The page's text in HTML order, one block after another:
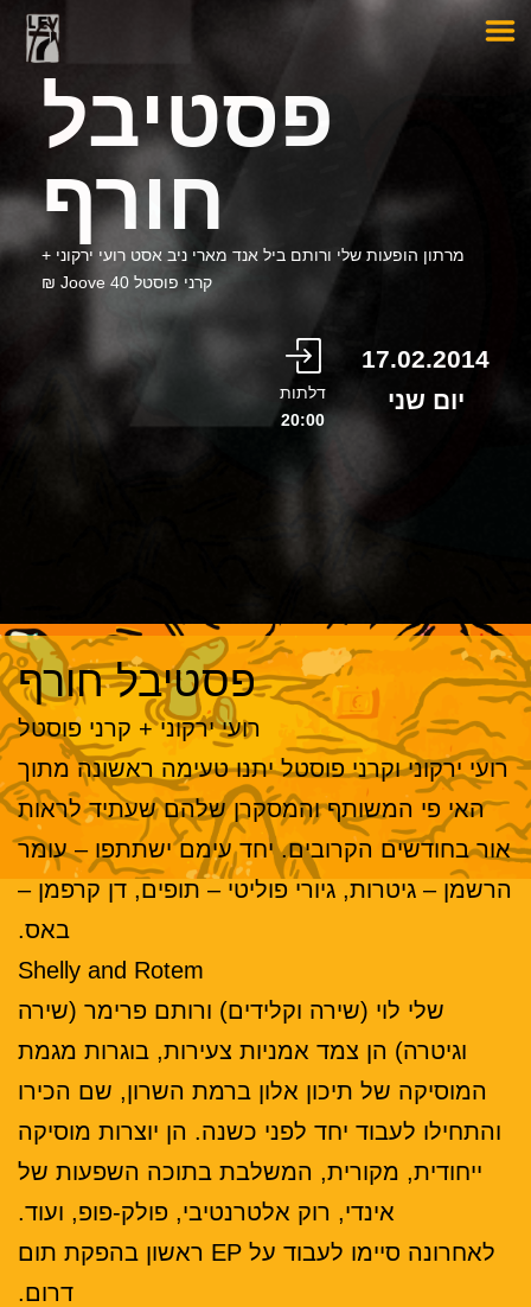
פסטיבל
חורף
מרתון הופעות שלי ורותם ביל אנד מארי ניב אסט רועי ירקוני +
קרני פוסטל Joove 40 ₪
17.02.2014
יום שני
דלתות
20:00
פסטיבל חורף
רועי ירקוני + קרני פוסטל
רועי ירקוני וקרני פוסטל יתנו טעימה ראשונה מתוך
האי פי המשותף והמסקרן שלהם שעתיד לראות
אור בחודשים הקרובים. יחד עימם ישתתפו – עומר
הרשמן – גיטרות, גיורי פוליטי – תופים, דן קרפמן –
באס.
Shelly and Rotem
שלי לוי (שירה וקלידים) ורותם פרימר (שירה
וגיטרה) הן צמד אמניות צעירות, בוגרות מגמת
המוסיקה של תיכון אלון ברמת השרון, שם הכירו
והתחילו לעבוד יחד לפני כשנה. הן יוצרות מוסיקה
ייחודית, מקורית, המשלבת בתוכה השפעות של
אינדי, רוק אלטרנטיבי, פולק-פופ, ועוד.
לאחרונה סיימו לעבוד על EP ראשון בהפקת תום
דרום.